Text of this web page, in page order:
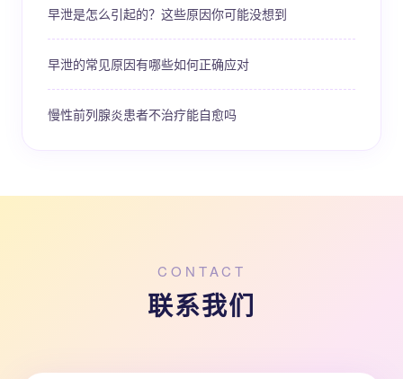
早泄是怎么引起的？这些原因你可能没想到
早泄的常见原因有哪些如何正确应对
慢性前列腺炎患者不治疗能自愈吗
CONTACT
联系我们